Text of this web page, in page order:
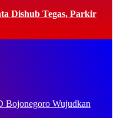
Dishub Tegas, Parkir